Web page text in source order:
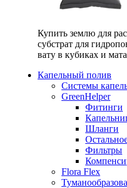
Купить землю для
субстрат для
вату в кубиках и
Капельный полив
Системы
GreenHelper
Фитинги
Шланги
Фильтры
Flora Flex